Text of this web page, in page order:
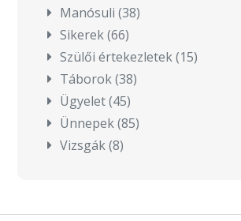
Manósuli (38)
Sikerek(66)
Szülői értekezletek(15)
Táborok(38)
Ügyelet(45)
Ünnepek(85)
Vizsgák(8)